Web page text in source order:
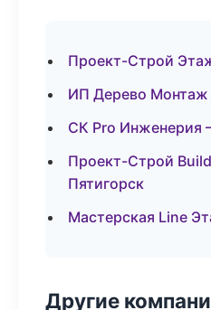
Проект-Строй
ИП Дерево
СК Pro Инженерия
Проект-Строй
Пятигорск
Мастерская Line
Другие